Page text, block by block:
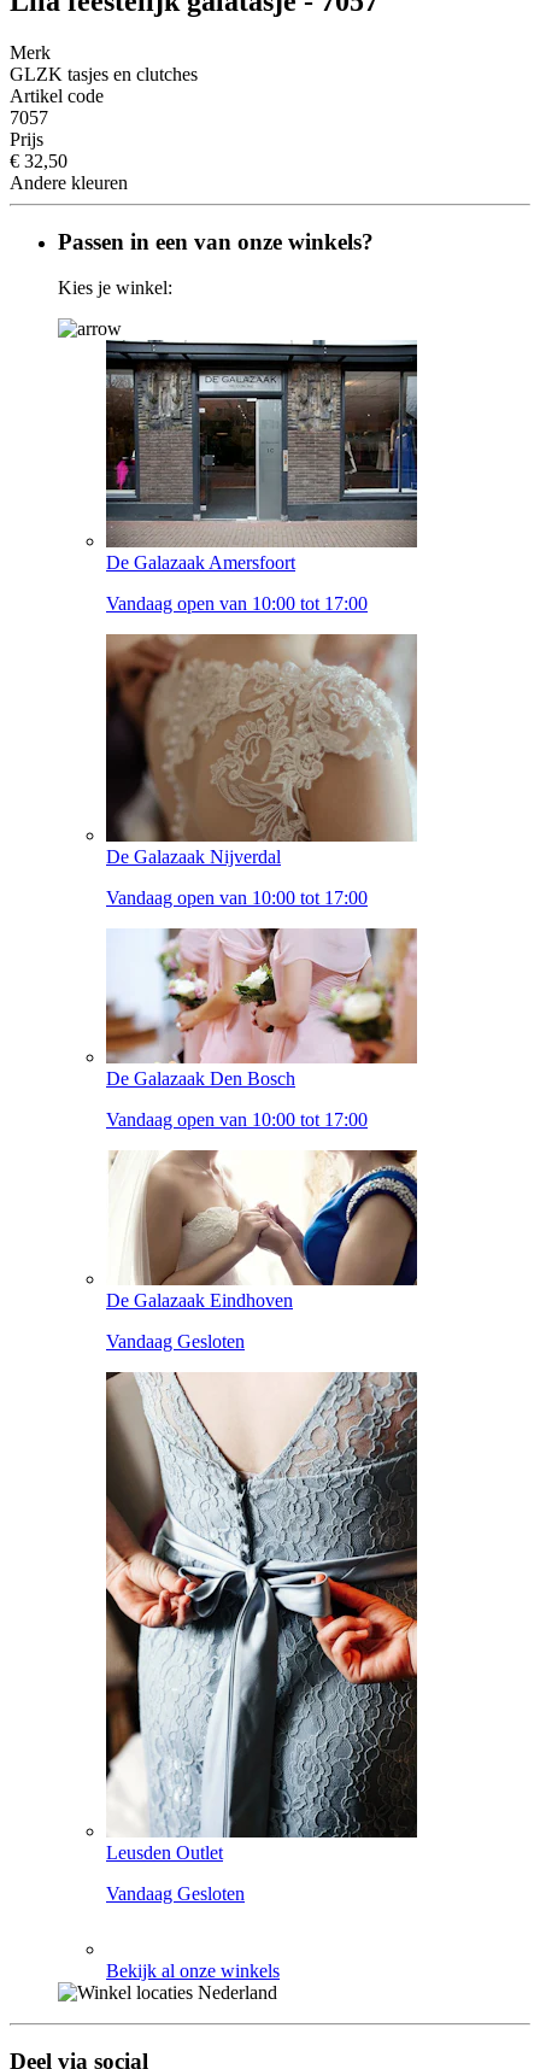
Merk
GLZK tasjes en clutches
Artikel code
7057
Prijs
€ 32,50
Andere kleuren
Passen in een van onze winkels?
Kies je winkel:
De Galazaak Amersfoort
Vandaag open van 10:00 tot 17:00
De Galazaak Nijverdal
Vandaag open van 10:00 tot 17:00
De Galazaak Den Bosch
Vandaag open van 10:00 tot 17:00
De Galazaak Eindhoven
Vandaag Gesloten
Leusden Outlet
Vandaag Gesloten
Bekijk al onze winkels
Deel via social